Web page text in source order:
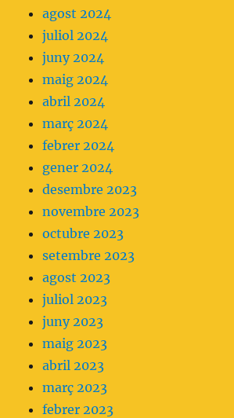
agost 2024
juliol 2024
juny 2024
maig 2024
abril 2024
març 2024
febrer 2024
gener 2024
desembre 2023
novembre 2023
octubre 2023
setembre 2023
agost 2023
juliol 2023
juny 2023
maig 2023
abril 2023
març 2023
febrer 2023